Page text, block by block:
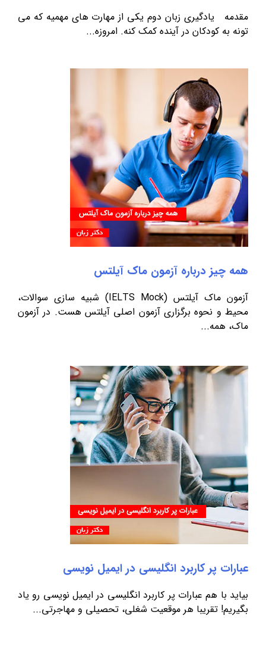
مقدمه یادگیری زبان دوم یکی از مهارت های مهمیه که می
تونه به کودکان در آینده کمک کنه. امروزه...
همه چیز درباره آزمون ماک آیلتس
آزمون ماک آیلتس (IELTS Mock) شبیه سازی سوالات،
محیط و نحوه برگزاری آزمون اصلی آیلتس هست. در آزمون
ماک، همه...
عبارات پر کاربرد انگلیسی در ایمیل نویسی
بیاید با هم عبارات پر کاربرد انگلیسی در ایمیل نویسی رو یاد
بگیریم! تقریبا هر موقعیت شغلی، تحصیلی و مهاجرتی...